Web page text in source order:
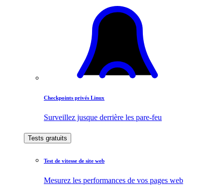
Checkpoints privés Linux
Surveillez jusque derrière les pare-feu
Tests gratuits
Test de vitesse de site web
Mesurez les performances de vos pages web